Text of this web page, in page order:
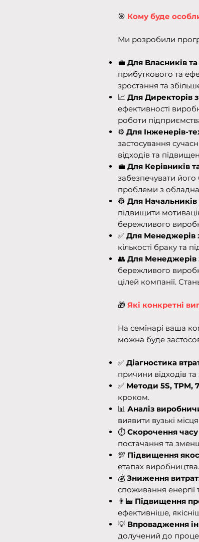
🎯 Кому буде
Ми розробили
💼 Для Власників
прибуткового та
зростання та
📈 Для Директорів
ефективності
роботи
⚙️ Для Інженерів-
застосування
відходів та
💼 Для Керівників
забезпечувати
проблеми з
👷 Для Начальників
підвищити
бережливого
✅ Для Менеджерів
кількості браку та
👥 Для Менеджерів
бережливого
цілей компанії.
🎁 Які конкретні
На семінарі ваша
можна буде
✅ Діагностика
причини відходів
✅ Методи 5S, TPM,
кроком.
📊 Аналіз
виявити вузькі
⏱️ Скорочення
постачання та
💯 Підвищення
етапах виробництва.
💰 Зниження
споживання енергії
👨‍🏭 Підвищення
ефективніше,
💡 Впровадження
долучений до